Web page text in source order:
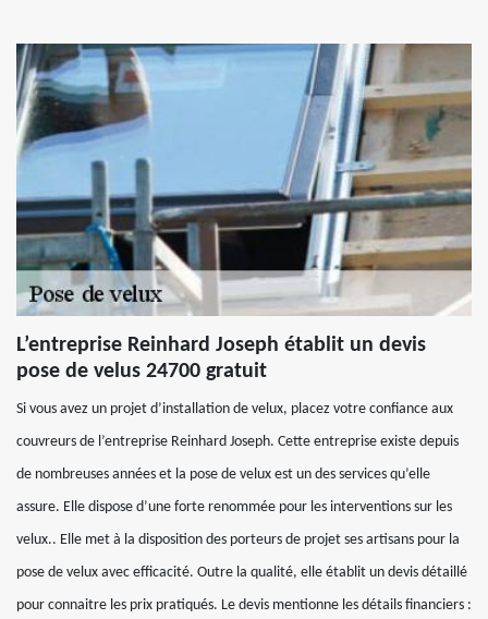
L’entreprise Reinhard Joseph établit un devis
pose de velus 24700 gratuit
Si vous avez un projet d’installation de velux, placez votre confiance aux
couvreurs de l’entreprise Reinhard Joseph. Cette entreprise existe depuis
de nombreuses années et la pose de velux est un des services qu’elle
assure. Elle dispose d’une forte renommée pour les interventions sur les
velux.. Elle met à la disposition des porteurs de projet ses artisans pour la
pose de velux avec efficacité. Outre la qualité, elle établit un devis détaillé
pour connaitre les prix pratiqués. Le devis mentionne les détails financiers :